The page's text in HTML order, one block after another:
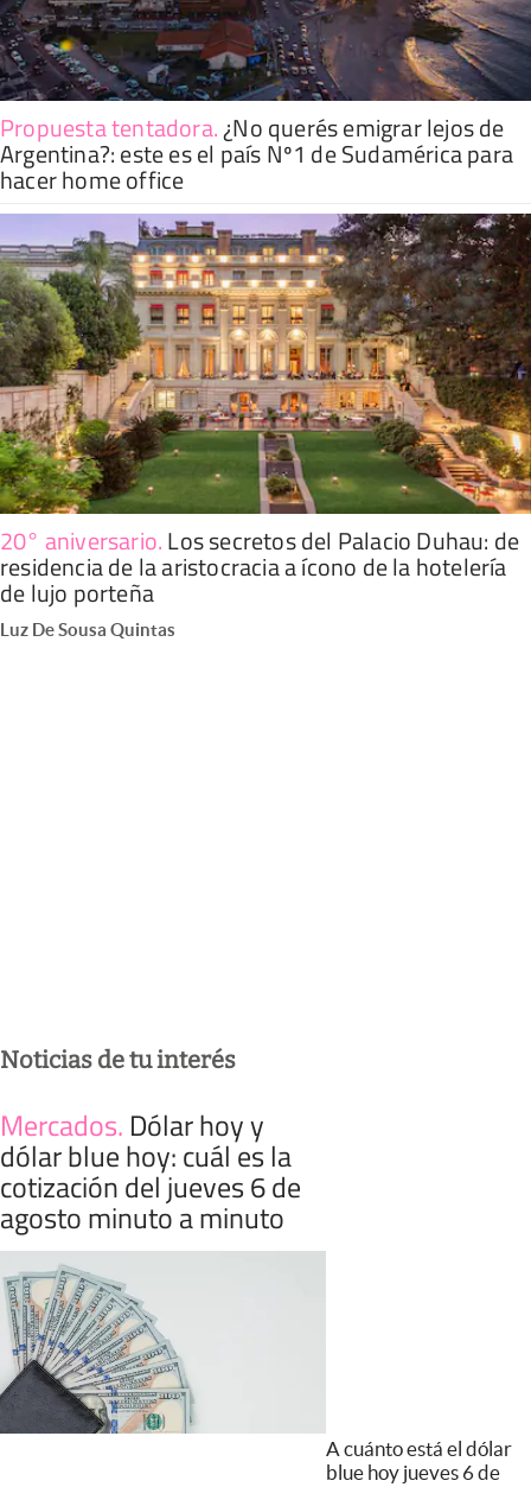
Propuesta tentadora.¿No querés emigrar lejos de
Argentina?: este es el país Nº1 de Sudamérica para
hacer home office
20° aniversario.Los secretos del Palacio Duhau: de
residencia de la aristocracia a ícono de la hotelería
de lujo porteña
Luz De Sousa Quintas
Noticias de tu interés
Mercados. Dólar hoy y
dólar blue hoy: cuál es la
cotización del jueves 6 de
agosto minuto a minuto
A cuánto está el dólar
blue hoy jueves 6 de